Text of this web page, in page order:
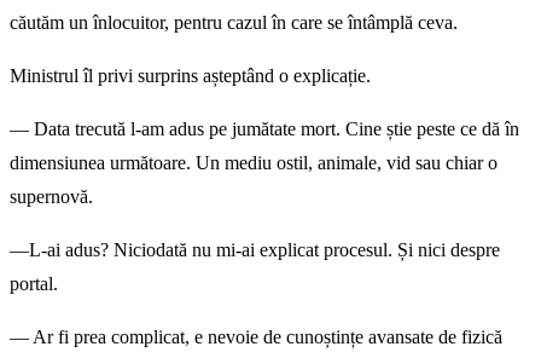
căutăm un înlocuitor, pentru cazul în care se întâmplă ceva.
Ministrul îl privi surprins așteptând o explicație.
— Data trecută l-am adus pe jumătate mort. Cine știe peste ce dă în
dimensiunea următoare. Un mediu ostil, animale, vid sau chiar o
supernovă.
—L-ai adus? Niciodată nu mi-ai explicat procesul. Și nici despre
portal.
— Ar fi prea complicat, e nevoie de cunoștințe avansate de fizică